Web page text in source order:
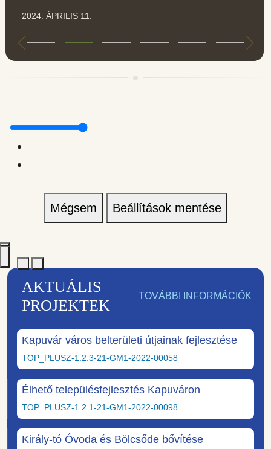
2024. ÁPRILIS 11.
Mégsem Beállítások mentése
AKTUÁLIS
PROJEKTEK
TOVÁBBI INFORMÁCIÓK
Kapuvár város belterületi útjainak fejlesztése
TOP_PLUSZ-1.2.3-21-GM1-2022-00058
Élhető településfejlesztés Kapuváron
TOP_PLUSZ-1.2.1-21-GM1-2022-00098
Király-tó Óvoda és Bölcsőde bővítése